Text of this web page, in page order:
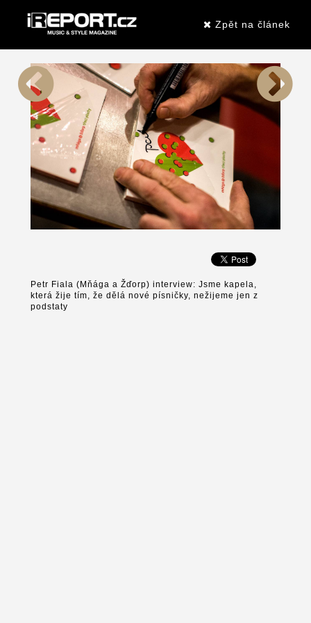
Zpět na článek
Petr Fiala (Mňága a Žďorp) interview: Jsme kapela,
která žije tím, že dělá nové písničky, nežijeme jen z
podstaty